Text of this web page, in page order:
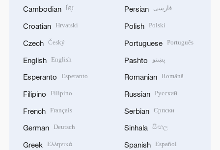
Cambodian ខ្មែរ
Croatian Hrvatski
Czech Český
English English
Esperanto Esperanto
Filipino Filipino
French Français
German Deutsch
Greek Ελληνικά
Persian فارسی
Polish Polski
Portuguese Português
Pashto پښتو
Romanian Română
Russian Русский
Serbian Српски
Sinhala සිංහල
Spanish Español